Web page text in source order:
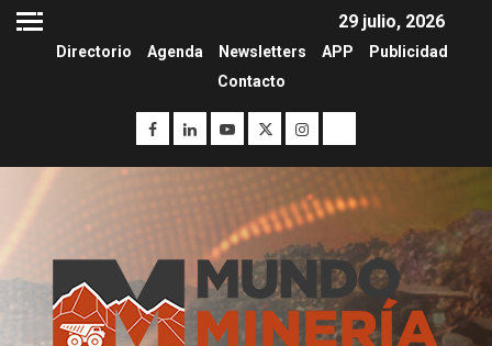
29 julio, 2026
Directorio Agenda Newsletters APP
Publicidad
Contacto